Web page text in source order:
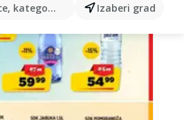
kategorije, proizvode...Izaberi grad